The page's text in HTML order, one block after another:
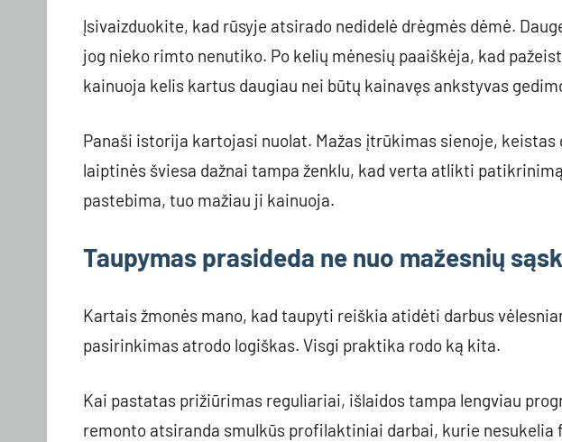
Įsivaizduokite, kad rūsyje atsirado nedidelė drėgmės dėmė.
jog nieko rimto nenutiko. Po kelių mėnesių paaiškėja, kad
kainuoja kelis kartus daugiau nei būtų kainavęs ankstyvas
Panaši istorija kartojasi nuolat. Mažas įtrūkimas sienoje,
laiptinės šviesa dažnai tampa ženklu, kad verta atlikti
pastebima, tuo mažiau ji kainuoja.
Taupymas prasideda ne nuo mažesnių
Kartais žmonės mano, kad taupyti reiškia atidėti darbus
pasirinkimas atrodo logiškas. Visgi praktika rodo ką kita.
Kai pastatas prižiūrimas reguliariai, išlaidos tampa lengviau
remonto atsiranda smulkūs profilaktiniai darbai, kurie nesukelia